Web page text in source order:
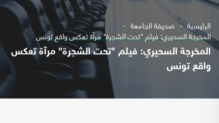
الرئيسية صحيفة الجامعة
المخرجة السحيري: فيلم "تحت الشجرة" مرآة تعكس واقع تونس
المخرجة السحيري: فيلم "تحت الشجرة" مرآة تعكس
واقع تونس